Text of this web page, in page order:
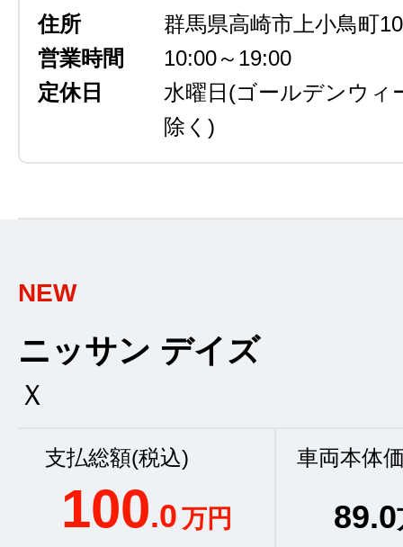
住所
群馬県高崎市上小鳥町
営業時間
10:00～19:00
定休日
水曜日 (ゴールデンウィ
除く)
NEW
ニッサン デイズ
Ｘ
支払総額(税込)
100.0万円
車両本体
89.0